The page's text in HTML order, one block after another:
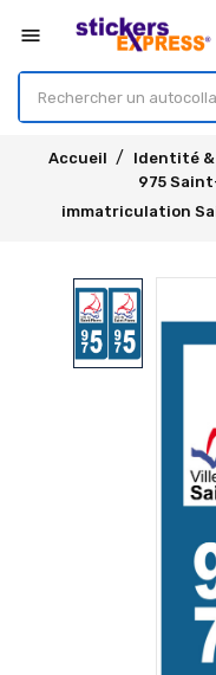
menu
Accueil Identité
975
immatriculation